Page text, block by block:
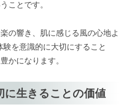
ことです。
の響き、肌に感じる風の心地よ
を意識的に大切にすること
かになります。
に生きることの価値